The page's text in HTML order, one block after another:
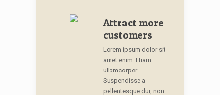
Attract more
customers
Lorem ipsum dolor sit
amet enim. Etiam
ullamcorper.
Suspendisse a
pellentesque dui, non